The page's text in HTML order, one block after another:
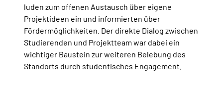
luden zum offenen Austausch über eigene
Projektideen ein und informierten über
Fördermöglichkeiten. Der direkte Dialog zwischen
Studierenden und Projektteam war dabei ein
wichtiger Baustein zur weiteren Belebung des
Standorts durch studentisches Engagement.